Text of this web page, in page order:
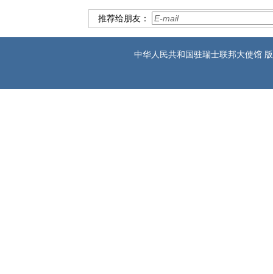
推荐给朋友：
中华人民共和国驻瑞士联邦大使馆